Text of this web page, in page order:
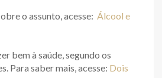
o assunto, acesse: Álcool e
bem à saúde, segundo os
Para saber mais, acesse: Dois